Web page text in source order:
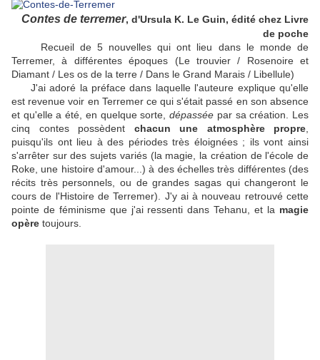
Contes de terremer, d'Ursula K. Le Guin, édité chez Livre
de poche
Recueil de 5 nouvelles qui ont lieu dans le monde de
Terremer, à différentes époques (Le trouvier / Rosenoire et
Diamant / Les os de la terre / Dans le Grand Marais / Libellule)
J'ai adoré la préface dans laquelle l'auteure explique qu'elle
est revenue voir en Terremer ce qui s'était passé en son absence
et qu'elle a été, en quelque sorte,dépassée par sa création. Les
cinq contes possèdent chacun une atmosphère propre
puisqu'ils ont lieu à des périodes très éloignées ; ils vont ainsi
s'arrêter sur des sujets variés (la magie, la création de l'école de
Roke, une histoire d'amour...) à des échelles très différentes (des
récits très personnels, ou de grandes sagas qui changeront le
cours de l'Histoire de Terremer). J'y ai à nouveau retrouvé cette
pointe de féminisme que j'ai ressenti dans Tehanu, et la magie
opère toujours.